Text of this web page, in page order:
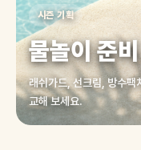
시즌 기획
물놀이 준
래쉬가드, 선크림, 방수팩
교해 보세요.